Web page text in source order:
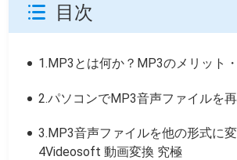
目次
1.MP3とは何か？MP3のメリット
2.パソコンでMP3音声ファイルを
3.MP3音声ファイルを他の形式に
4Videosoft 動画変換 究極